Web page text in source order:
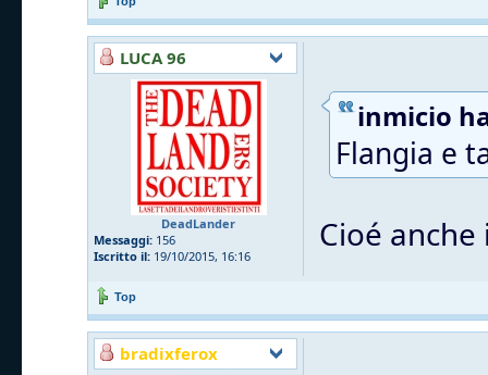
LUCA 96
DeadLander
Messaggi: 156
Iscritto il: 19/10/2015, 16:16
inmicio
Flangia e
Cioé
Top
bradixferox